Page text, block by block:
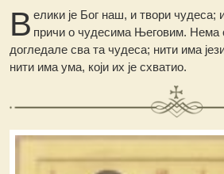
В елики је Бог наш, и твори чудеса;
причи о чудесима Његовим. Нема
догледале сва та чудеса; нити има
нити има ума, који их је схватио.